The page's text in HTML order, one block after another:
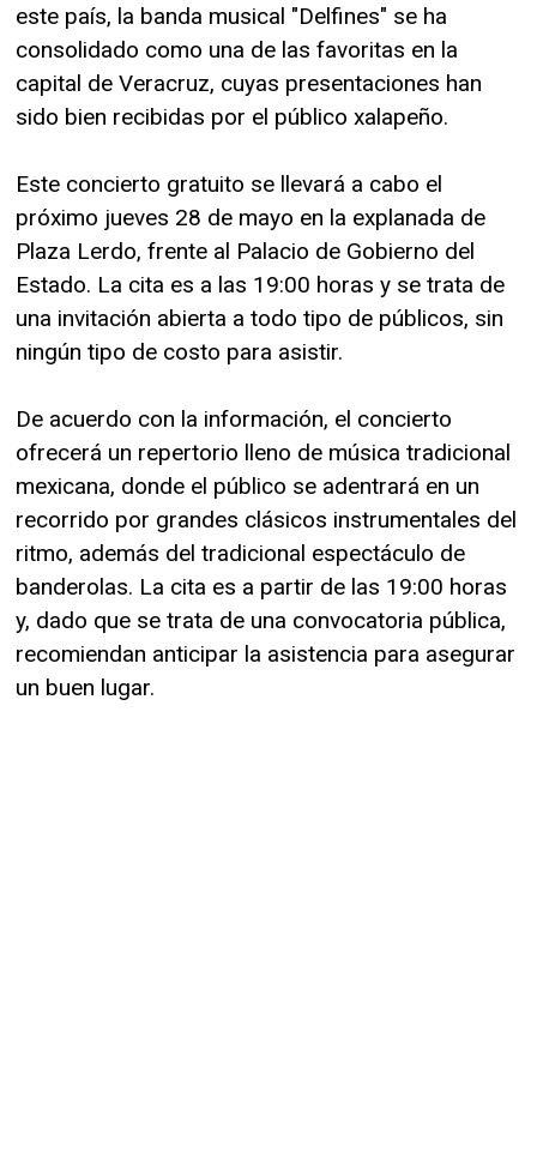
este país, la banda musical "Delfines" se ha
consolidado como una de las favoritas en la
capital de Veracruz, cuyas presentaciones han
sido bien recibidas por el público xalapeño.
Este concierto gratuito se llevará a cabo el
próximo jueves 28 de mayo en la explanada de
Plaza Lerdo, frente al Palacio de Gobierno del
Estado. La cita es a las 19:00 horas y se trata de
una invitación abierta a todo tipo de públicos, sin
ningún tipo de costo para asistir.
De acuerdo con la información, el concierto
ofrecerá un repertorio lleno de música tradicional
mexicana, donde el público se adentrará en un
recorrido por grandes clásicos instrumentales del
ritmo, además del tradicional espectáculo de
banderolas. La cita es a partir de las 19:00 horas
y, dado que se trata de una convocatoria pública,
recomiendan anticipar la asistencia para asegurar
un buen lugar.